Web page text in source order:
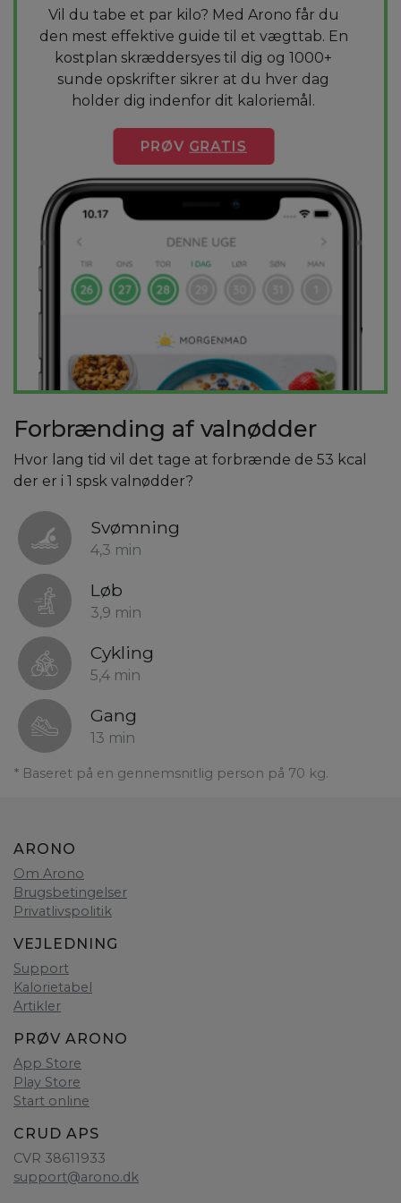
Vil du tabe et par kilo? Med Arono får du
den mest effektive guide til et vægttab. En
kostplan skræddersyes til dig og 1000+
sunde opskrifter sikrer at du hver dag
holder dig indenfor dit kaloriemål.
PRØV GRATIS
Forbrænding af valnødder
Hvor lang tid vil det tage at forbrænde de 53 kcal
der er i 1 spsk valnødder?
Svømning
4,3 min
Løb
3,9 min
Cykling
5,4 min
Gang
13 min
* Baseret på en gennemsnitlig person på 70 kg.
ARONO
Om Arono
Brugsbetingelser
Privatlivspolitik
VEJLEDNING
Support
Kalorietabel
Artikler
PRØV ARONO
App Store
Play Store
Start online
CRUD APS
CVR 38611933
support@arono.dk